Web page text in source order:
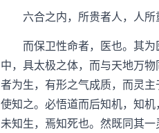
六合之内，所贵者人，人所
而保卫性命者，医也。其为
中，具太极之体，而与天地万
者为生，有形之气成质，而灵
使知之。必悟道而后知机，知
未知生，焉知死也。然既同其